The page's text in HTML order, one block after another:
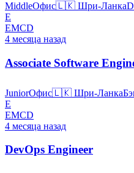
MiddleОфис🇱🇰 Шри-Ланка
E
EMCD
4 месяца назад
Associate Software
JuniorОфис🇱🇰 Шри-Ланка
E
EMCD
4 месяца назад
DevOps Engineer